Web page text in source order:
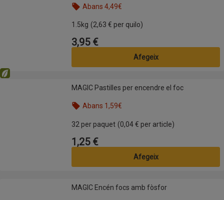
Abans 4,49€
1.5kg (2,63 € per quilo)
Preu
3,95 €
Afegeix
MAGIC Pastilles per encendre el foc
Eco
MAGIC Pastilles per encendre el foc
Abans 1,59€
32 per paquet (0,04 € per article)
Preu
1,25 €
Afegeix
MAGIC Encén focs amb fòsforMAGIC Encén focs amb fòsfor